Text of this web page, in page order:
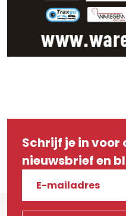
Schrijf je in voor
nieuwsbrief en